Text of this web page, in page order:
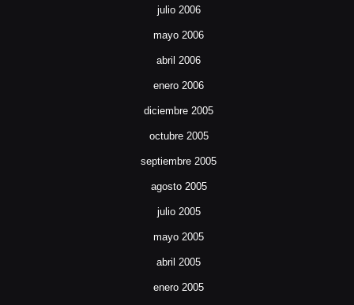
julio 2006
mayo 2006
abril 2006
enero 2006
diciembre 2005
octubre 2005
septiembre 2005
agosto 2005
julio 2005
mayo 2005
abril 2005
enero 2005